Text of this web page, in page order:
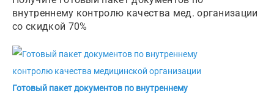
внутреннему контролю качества мед. организации
со скидкой 70%
Готовый пакет документов по внутреннему